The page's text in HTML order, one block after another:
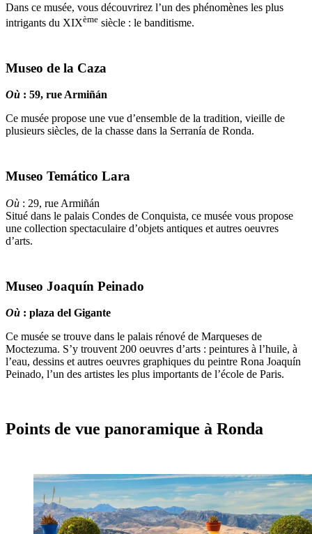
Dans ce musée, vous découvrirez l’un des phénomènes les plus
intrigants du XIXème siècle : le banditisme.
Museo de la Caza
Où : 59, rue Armiñán
Ce musée propose une vue d’ensemble de la tradition, vieille de
plusieurs siècles, de la chasse dans la Serranía de Ronda.
Museo Temático Lara
Où : 29, rue Armiñán
Situé dans le palais Condes de Conquista, ce musée vous propose
une collection spectaculaire d’objets antiques et autres oeuvres
d’arts.
Museo Joaquín Peinado
Où : plaza del Gigante
Ce musée se trouve dans le palais rénové de Marqueses de
Moctezuma. S’y trouvent 200 oeuvres d’arts : peintures à l’huile, à
l’eau, dessins et autres oeuvres graphiques du peintre Rona Joaquín
Peinado, l’un des artistes les plus importants de l’école de Paris.
Points de vue panoramique à Ronda